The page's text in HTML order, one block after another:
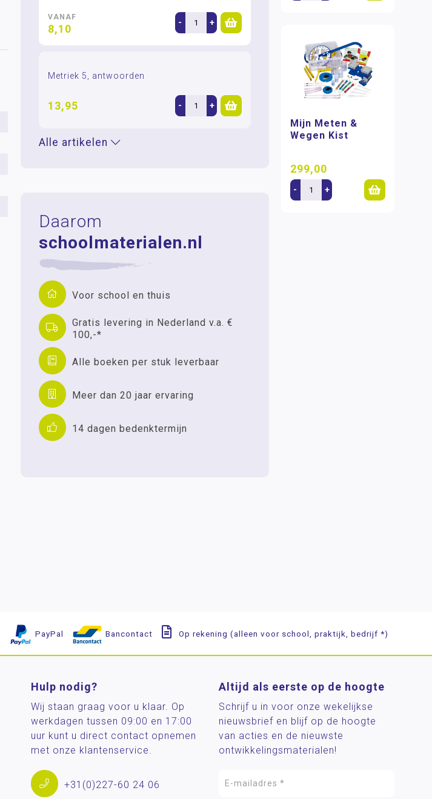
VANAF
8,10 - +
Metriek 5, antwoorden
13,95 - +
Alle artikelen
Daarom
schoolmaterialen.nl
Voor school en thuis
Gratis levering in Nederland v.a. €
100,-*
Alle boeken per stuk leverbaar
Meer dan 20 jaar ervaring
14 dagen bedenktermijn
Mijn Meten &
Wegen Kist
299,00
- +
PayPal Bancontact Op rekening (alleen voor school, praktijk, bedrijf *)
Hulp nodig?
Wij staan graag voor u klaar. Op
werkdagen tussen 09:00 en 17:00
uur kunt u direct contact opnemen
met onze klantenservice.
+31(0)227-60 24 06
Altijd als eerste op de hoogte
Schrijf u in voor onze wekelijkse
nieuwsbrief en blijf op de hoogte
van acties en de nieuwste
ontwikkelingsmaterialen!